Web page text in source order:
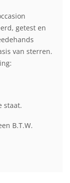
getest en
van sterren.
staat.
B.T.W.